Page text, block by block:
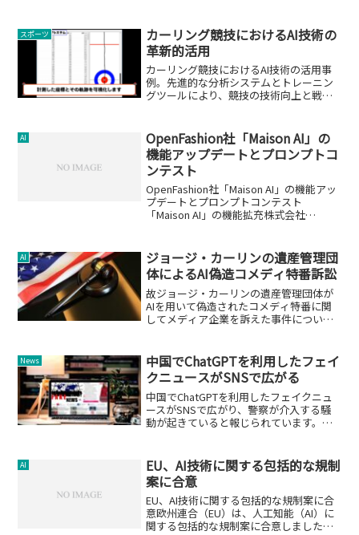
スポーツ
カーリング競技におけるAI技術の
革新的活用
カーリング競技におけるAI技術の活用事
例。先進的な分析システムとトレーニン
グツールにより、競技の技術向上と戦略
AI
OpenFashion社「Maison AI」の
機能アップデートとプロンプトコ
ンテスト
OpenFashion社「Maison AI」の機能アッ
プデートとプロンプトコンテスト
「Maison AI」の機能拡充株式会社
ツールです。最近のアッ...
AI
ジョージ・カーリンの遺産管理団
体によるAI偽造コメディ特番訴訟
故ジョージ・カーリンの遺産管理団体が
AIを用いて偽造されたコメディ特番に関
してメディア企業を訴えた事件について
News
中国でChatGPTを利用したフェイ
クニュースがSNSで広がる
中国でChatGPTを利用したフェイクニュ
ースがSNSで広がり、警察が介入する騒
動が起きていると報じられています。具
流し、混乱を招いたとされています。
AI
EU、AI技術に関する包括的な規制
案に合意
EU、AI技術に関する包括的な規制案に合
意欧州連合（EU）は、人工知能（AI）に
関する包括的な規制案に合意しました。